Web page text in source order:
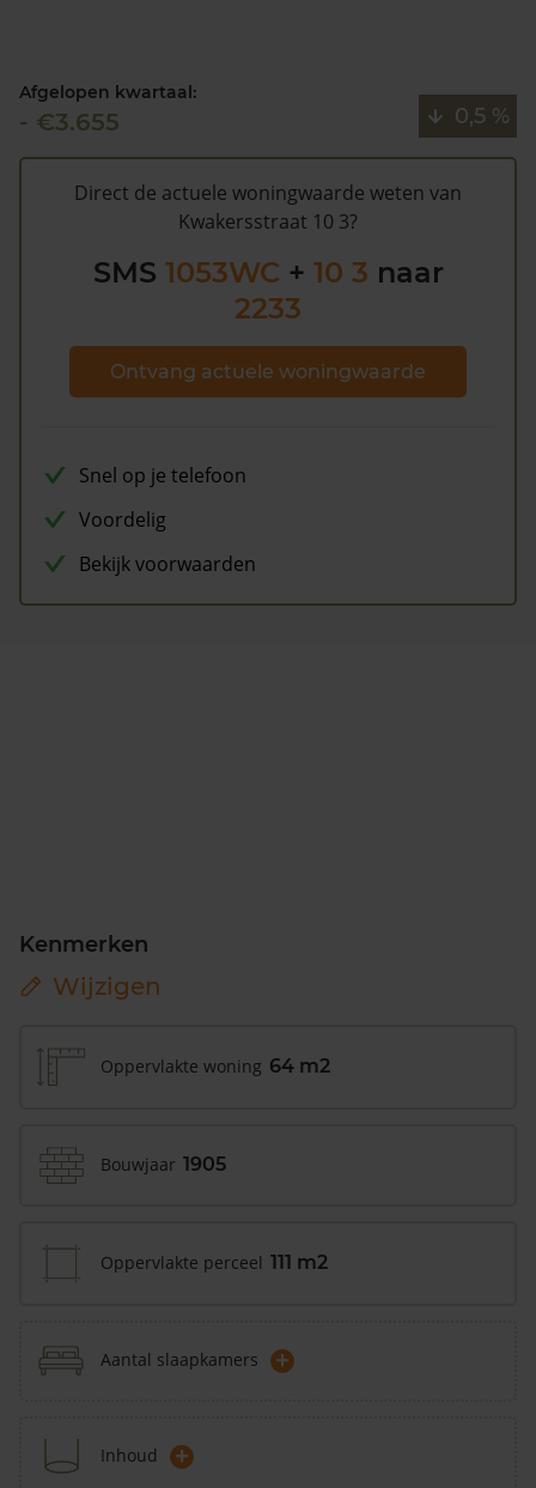
de gemeentelijke belastingen. Met het
gratis WOZ
alarmbent u elk jaar op de hoogte van uw laatste WOZ
waarde en kansen op besparing. Schrijf uhiergratis in.
Afgelopen kwartaal:
- €3.655 0,5 %
Direct de actuele woningwaarde weten van
Kwakersstraat 10 3?
SMS 1053WC + 10 3 naar
2233
Ontvang actuele woningwaarde
Snel op je telefoon
Voordelig
Bekijk voorwaarden
Kenmerken
Wijzigen
Oppervlakte woning 64 m2
Bouwjaar 1905
Oppervlakte perceel 111 m2
Aantal slaapkamers +
Inhoud +